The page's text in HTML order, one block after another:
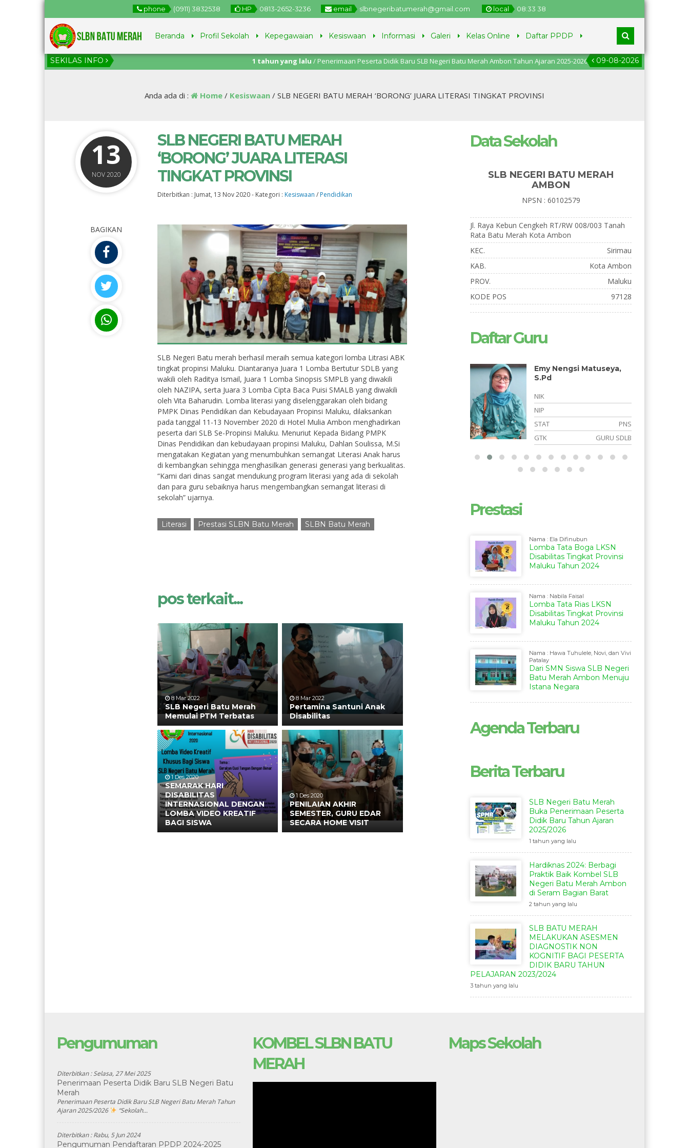
phone (0911) 3832538 HP 0813-2652-3236 email slbnegeribatumerah@gmail.com local 08:33 39
Beranda Profil Sekolah Kepegawaian Kesiswaan Informasi Galeri Kelas Online Daftar PPDP
SEKILAS INFO 09-08-2026
1 tahun yang lalu/ Penerimaan Peserta Didik Baru SLB Negeri Batu Merah Ambon Tahun Ajaran 2025-2026, pendaftaran dari tanggal 2
Juni – 11 Juli 2025.
Anda ada di : Home / Kesiswaan / SLB NEGERI BATU MERAH ‘BORONG’ JUARA LITERASI TINGKAT PROVINSI
13
NOV 2020
SLB NEGERI BATU MERAH
‘BORONG’ JUARA LITERASI
TINGKAT PROVINSI
Diterbitkan : Jumat, 13 Nov 2020- Kategori : Kesiswaan / Pendidikan
BAGIKAN
SLB Negeri Batu merah berhasil meraih semua kategori lomba Litrasi ABK
tingkat propinsi Maluku. Diantaranya Juara 1 Lomba Bertutur SDLB yang
wakili oleh Raditya Ismail, Juara 1 Lomba Sinopsis SMPLB yang diwakili
oleh NAZIPA, serta Juara 3 Lomba Cipta Baca Puisi SMALB yang diwakili
oleh Vita Baharudin. Lomba literasi yang diselenggarakan oleh bidang
PMPK Dinas Pendidikan dan Kebudayaan Propinsi Maluku, dilaksankan
pada tanggal 11-13 November 2020 di Hotel Mulia Ambon menghadirkan
peserta dari SLB Se-Propinsi Maluku. Menuriut Kepada Bidang PMPK
Dinas Pendidikan dan kebudayaan propinsi Maluku, Dahlan Soulissa, M.Si
mengatakan Kegiatan yang menumbuhkan semangat Literasi Anak harus
di kembangkan sehingga menghasilkan generasi generasi yang berkualitas.
“Kami dari dinas sangat mendukung program literasi yang ada di sekolah
dan para guru sebaiknya harus mengembangkan semangat literasi di
sekolah” ujarnya.
Literasi Prestasi SLBN Batu Merah SLBN Batu Merah
pos terkait...
8 Mar 2022
SLB Negeri Batu Merah
Memulai PTM Terbatas
8 Mar 2022
Pertamina Santuni Anak
Disabilitas
1 Des 2020
SEMARAK HARI
DISABILITAS
INTERNASIONAL DENGAN
LOMBA VIDEO KREATIF
BAGI SISWA
1 Des 2020
PENILAIAN AKHIR
SEMESTER, GURU EDAR
SECARA HOME VISIT
Data Sekolah
SLB NEGERI BATU MERAH
AMBON
NPSN : 60102579
Jl. Raya Kebun Cengkeh RT/RW 008/003 Tanah
Rata Batu Merah Kota Ambon
KEC.
Sirimau
KAB.
Kota Ambon
PROV.
Maluku
KODE POS
97128
Daftar Guru
Irma Dukomalamo, S.Pd
NIK
NIP
STAT
PNS
GTK
GURU SMPLB/SMLB
Emy Nengsi Matuseya,
STAT
PNS
GURU SDLB
Safri Alie
NIP
STAT
GTK Tenaga Kependidikan/TU
Prestasi
Nama : Ela Difinubun
Lomba Tata Boga LKSN
Disabilitas Tingkat Provinsi
Maluku Tahun 2024
Nama : Nabila Faisal
Lomba Tata Rias LKSN
Disabilitas Tingkat Provinsi
Maluku Tahun 2024
Nama : Hawa Tuhulele, Novi, dan Vivi
Patalay
Dari SMN Siswa SLB Negeri
Batu Merah Ambon Menuju
Istana Negara
Agenda Terbaru
Berita Terbaru
SLB Negeri Batu Merah
Buka Penerimaan Peserta
Didik Baru Tahun Ajaran
2025/2026
1 tahun yang lalu
Hardiknas 2024: Berbagi
Praktik Baik Kombel SLB
Negeri Batu Merah Ambon
di Seram Bagian Barat
2 tahun yang lalu
SLB BATU MERAH
MELAKUKAN ASESMEN
DIAGNOSTIK NON
KOGNITIF BAGI PESERTA
DIDIK BARU TAHUN
PELAJARAN 2023/2024
3 tahun yang lalu
Pengumuman
Diterbitkan :Selasa, 27 Mei 2025
Penerimaan Peserta Didik Baru SLB Negeri Batu
Merah
Penerimaan Peserta Didik Baru SLB Negeri Batu Merah Tahun
Ajaran 2025/2026
“Sekolah...
Diterbitkan :Rabu, 5 Jun 2024
Pengumuman Pendaftaran PPDP 2024-2025
KOMBEL SLBN BATU
MERAH
Maps Sekolah